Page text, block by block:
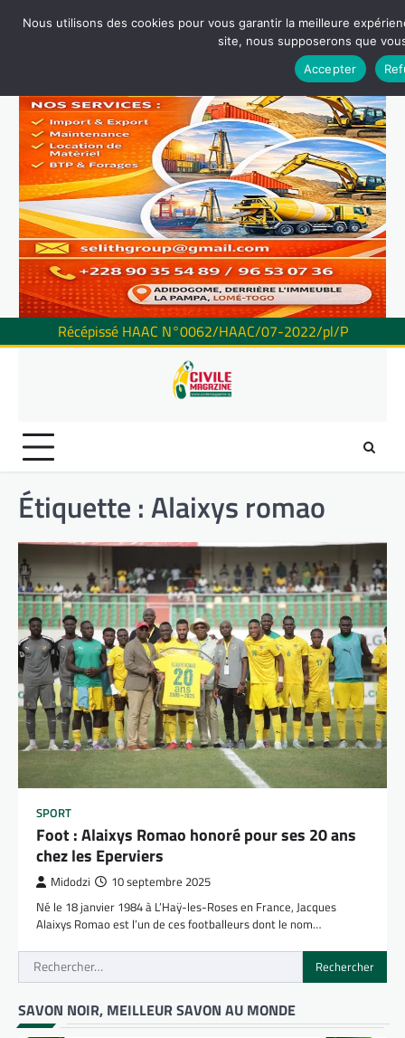
Récépissé HAAC N°0062/HAAC/07-2022/pl/P
Étiquette :Alaixys romao
SPORT
Foot : Alaixys Romao honoré pour ses 20 ans
chez les Eperviers
Midodzi 10 septembre 2025
Né le 18 janvier 1984 à L’Haÿ-les-Roses en France, Jacques
Alaixys Romao est l’un de ces footballeurs dont le nom…
Rechercher :
SAVON NOIR, MEILLEUR SAVON AU MONDE
Nous utilisons des cookies pour vous garantir la meilleure
site, nous supposerons que
Accepter